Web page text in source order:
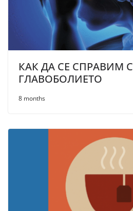
КАК ДА СЕ СПРАВИМ С
ГЛАВОБОЛИЕТО
8 months